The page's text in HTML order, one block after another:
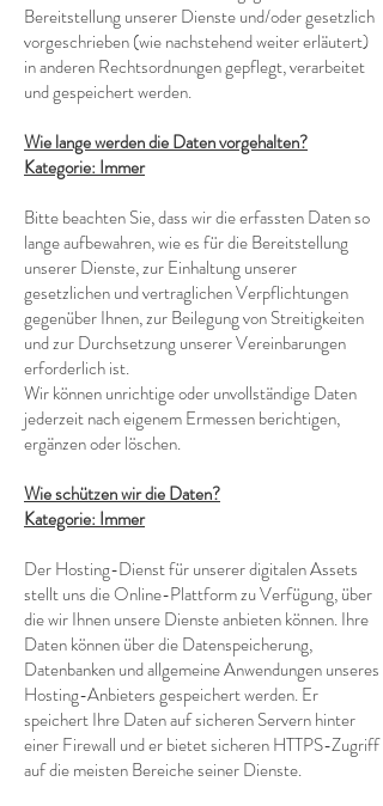
Bereitstellung unserer Dienste und/oder gesetzlich
vorgeschrieben (wie nachstehend weiter erläutert)
in anderen Rechtsordnungen gepflegt, verarbeitet
und gespeichert werden.
Wie lange werden die Daten vorgehalten?
Kategorie: Immer
Bitte beachten Sie, dass wir die erfassten Daten so
lange aufbewahren, wie es für die Bereitstellung
unserer Dienste, zur Einhaltung unserer
gesetzlichen und vertraglichen Verpflichtungen
gegenüber Ihnen, zur Beilegung von Streitigkeiten
und zur Durchsetzung unserer Vereinbarungen
erforderlich ist.
Wir können unrichtige oder unvollständige Daten
jederzeit nach eigenem Ermessen berichtigen,
ergänzen oder löschen.
Wie schützen wir die Daten?
Kategorie: Immer
Der Hosting-Dienst für unserer digitalen Assets
stellt uns die Online-Plattform zu Verfügung, über
die wir Ihnen unsere Dienste anbieten können. Ihre
Daten können über die Datenspeicherung,
Datenbanken und allgemeine Anwendungen unseres
Hosting-Anbieters gespeichert werden. Er
speichert Ihre Daten auf sicheren Servern hinter
einer Firewall und er bietet sicheren HTTPS-Zugriff
auf die meisten Bereiche seiner Dienste.